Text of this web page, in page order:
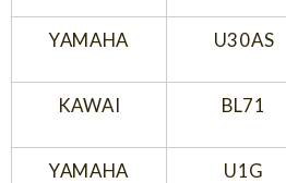
YAMAHA U30AS
KAWAI BL71
YAMAHA U1G